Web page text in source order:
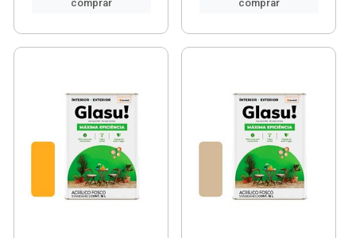
comprar
comprar